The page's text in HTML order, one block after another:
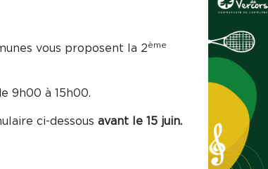
vous proposent la 2ème
9h00 à 15h00.
ci-dessous avant le 15 juin.